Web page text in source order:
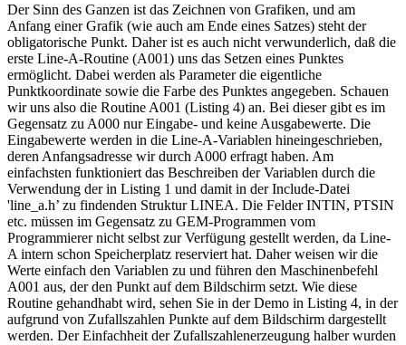
Der Sinn des Ganzen ist das Zeichnen von Grafiken, und am
Anfang einer Grafik (wie auch am Ende eines Satzes) steht der
obligatorische Punkt. Daher ist es auch nicht verwunderlich, daß die
erste Line-A-Routine (A001) uns das Setzen eines Punktes
ermöglicht. Dabei werden als Parameter die eigentliche
Punktkoordinate sowie die Farbe des Punktes angegeben. Schauen
wir uns also die Routine A001 (Listing 4) an. Bei dieser gibt es im
Gegensatz zu A000 nur Eingabe- und keine Ausgabewerte. Die
Eingabewerte werden in die Line-A-Variablen hineingeschrieben,
deren Anfangsadresse wir durch A000 erfragt haben. Am
einfachsten funktioniert das Beschreiben der Variablen durch die
Verwendung der in Listing 1 und damit in der Include-Datei
'line_a.h’ zu findenden Struktur LINEA. Die Felder INTIN, PTSIN
etc. müssen im Gegensatz zu GEM-Programmen vom
Programmierer nicht selbst zur Verfügung gestellt werden, da Line-
A intern schon Speicherplatz reserviert hat. Daher weisen wir die
Werte einfach den Variablen zu und führen den Maschinenbefehl
A001 aus, der den Punkt auf dem Bildschirm setzt. Wie diese
Routine gehandhabt wird, sehen Sie in der Demo in Listing 4, in der
aufgrund von Zufallszahlen Punkte auf dem Bildschirm dargestellt
werden. Der Einfachheit der Zufallszahlenerzeugung halber wurden